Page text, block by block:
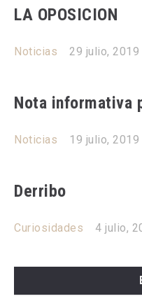
LA OPOSICION
Noticias 29 julio, 2019
Nota informativa
Noticias 19 julio, 2019
Derribo
Curiosidades 4 julio,